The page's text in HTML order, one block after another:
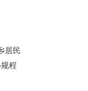
居民
程